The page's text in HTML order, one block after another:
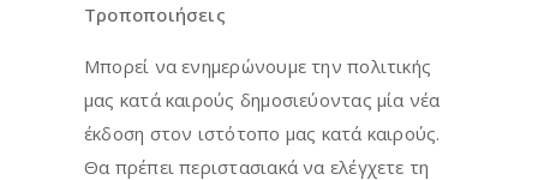
Τροποποιήσεις
Μπορεί να ενημερώνουμε την πολιτικής
μας κατά καιρούς δημοσιεύοντας μία νέα
έκδοση στον ιστότοπο μας κατά καιρούς.
Θα πρέπει περιστασιακά να ελέγχετε τη